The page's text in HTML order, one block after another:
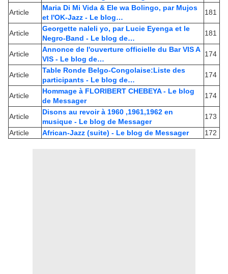
Article
Maria Di Mi Vida & Ele wa Bolingo, par Mujos
et l'OK-Jazz - Le blog…
181
Article
Georgette naleli yo, par Lucie Eyenga et le
Negro-Band - Le blog de…
181
Article
Annonce de l'ouverture officielle du Bar VIS A
VIS - Le blog de…
174
Article
Table Ronde Belgo-Congolaise:Liste des
participants - Le blog de…
174
Article
Hommage à FLORIBERT CHEBEYA - Le blog
de Messager
174
Article
Disons au revoir à 1960 ,1961,1962 en
musique - Le blog de Messager
173
Article
African-Jazz (suite) - Le blog de Messager 172